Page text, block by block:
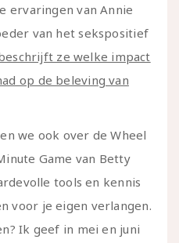
ervaringen van Annie
van het sekspositief
ze welke impact
op de beleving van
we ook over de Wheel
Game van Betty
tools en kennis
voor je eigen verlangen.
Ik geef in mei en juni